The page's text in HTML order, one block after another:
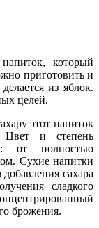
который
приготовить и
из яблок.
целей.
этот напиток
и степень
от полностью
Сухие напитки
сахара
сладкого
брожения.